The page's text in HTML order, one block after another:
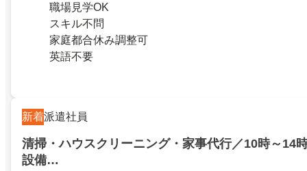
職場見学OK
スキル不問
家庭都合休み調整可
英語不要
新着派遣社員
清掃・ハウスクリーニング・家事代行／10時～14
設備…